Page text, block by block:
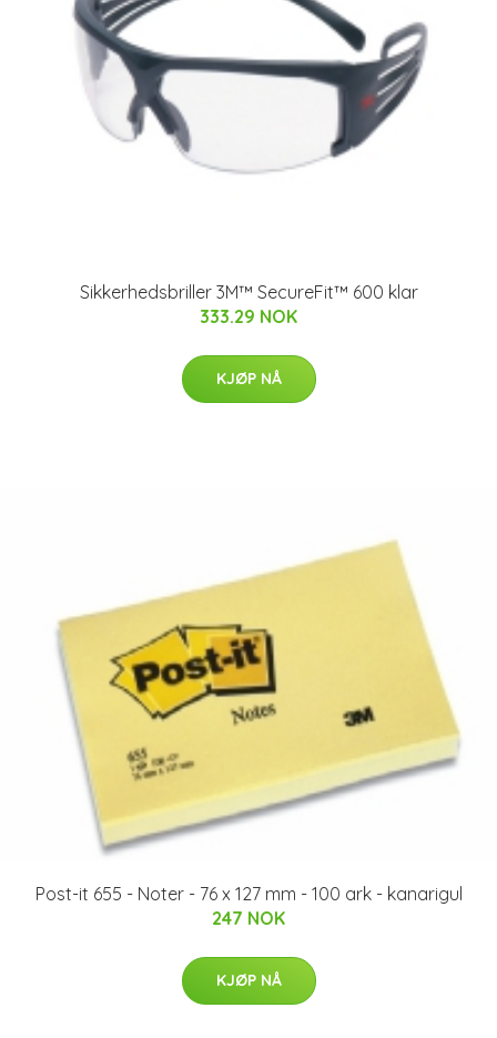
Sikkerhedsbriller 3M™ SecureFit™ 600 klar
333.29 NOK
KJØP NÅ
Post-it 655 - Noter - 76 x 127 mm - 100 ark - kanarigul
247 NOK
KJØP NÅ